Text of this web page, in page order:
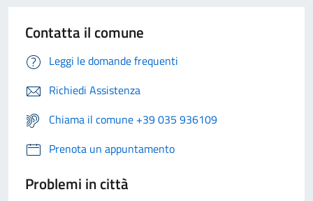
Contatta il comune
Leggi le domande frequenti
Richiedi Assistenza
Chiama il comune +39 035 936109
Prenota un appuntamento
Problemi in città